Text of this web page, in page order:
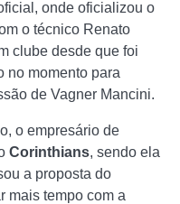
onde oficializou o
o técnico Renato
clube desde que foi
no momento para
de Vagner Mancini.
o empresário de
Corinthians, sendo ela
a proposta do
mais tempo com a